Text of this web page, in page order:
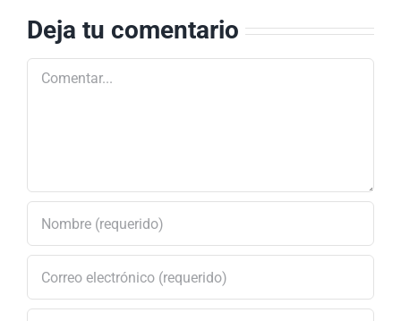
Neiva
Deja tu comentario
Comentar